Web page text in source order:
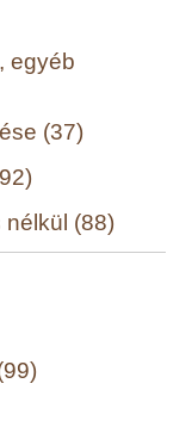
egyéb
(37)
nélkül (88)